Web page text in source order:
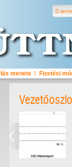
0
menete Fizetési